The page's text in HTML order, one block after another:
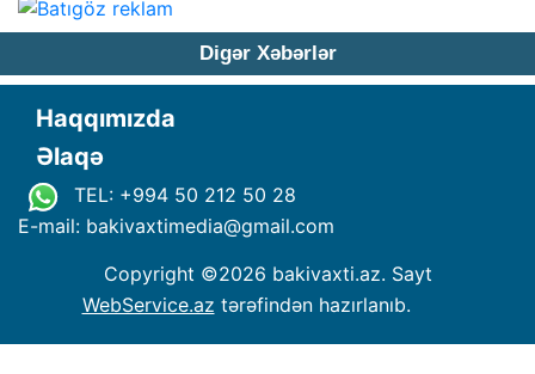
Digər Xəbərlər
Haqqımızda
Əlaqə
TEL: +994 50 212 50 28
E-mail: bakivaxtimedia@gmail.com
Copyright ©2026 bakivaxti.az. Sayt
WebService.az tərəfindən hazırlanıb.